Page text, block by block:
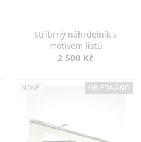
Stříbrný náhrdelník s
motivem listů
2 500 Kč
NOVÉ OBJEDNÁNO